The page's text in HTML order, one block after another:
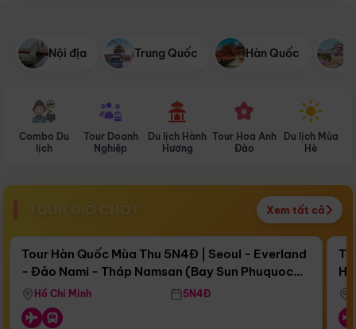
Nội địa Trung Quốc Hàn Quốc
Combo Du
lịch
Tour Doanh
Nghiệp
Du lịch Hành
Hương
Tour Hoa Anh
Đào
Du lịch Mùa
Hè
TOUR GIỜ CHÓT Xem tất cả
Còn16 ngày 15:58:34
Bay Sun Phuquoc Airways
Điểm nổi bật
Tour Hàn Quốc Mùa Thu 5N4Đ | Seoul - Everland
- Đảo Nami - Tháp Namsan (Bay Sun Phuquoc
Airways)
Hồ Chí Minh 5N4Đ